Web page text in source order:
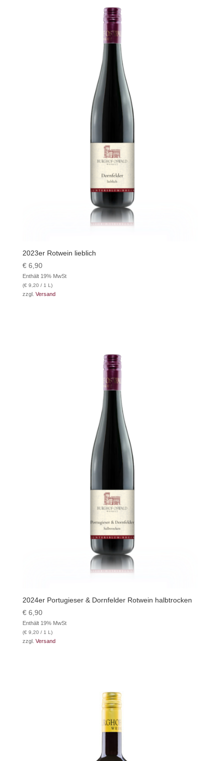
2023er Rotwein lieblich
€6,90
Enthält 19% MwSt
(€9,20 / 1 L)
zzgl. Versand
2024er Portugieser & Dornfelder Rotwein halbtrocken
€6,90
Enthält 19% MwSt
(€9,20 / 1 L)
zzgl. Versand